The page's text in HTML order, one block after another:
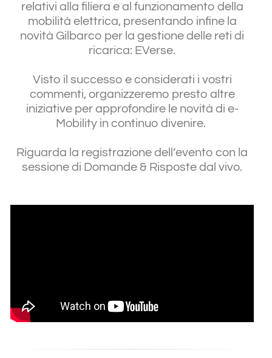
relativi alla filiera e al funzionamento della
mobilità elettrica, presentando infine la
novità Gilbarco per la gestione delle reti di
ricarica: EVerse.
Visto il successo e considerati i vostri
commenti, organizzeremo presto altre
iniziative per approfondire le novità di e-
Mobility in continuo divenire.
Riguarda la registrazione dell’evento con la
sessione di Domande & Risposte dal vivo.